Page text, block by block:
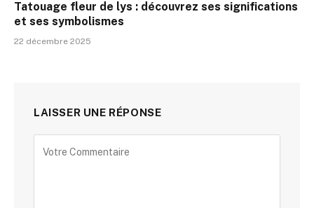
Tatouage fleur de lys : découvrez ses significations
et ses symbolismes
22 décembre 2025
LAISSER UNE RÉPONSE